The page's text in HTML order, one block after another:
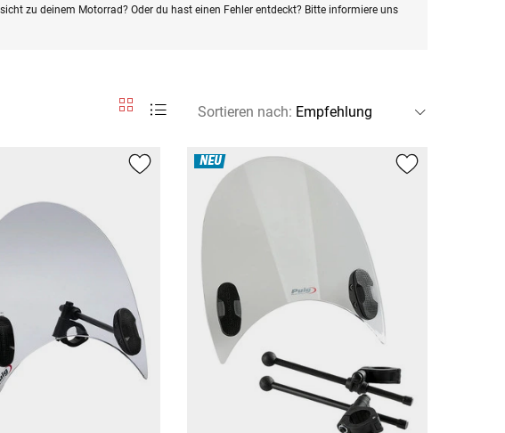
zu deinem Motorrad? Oder du hast einen Fehler entdeckt? Bitte informiere uns
Sortieren nach:
NEU